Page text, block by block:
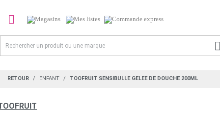

RETOUR ENFANT TOOFRUIT SENSIBULLE GELEE DE DOUCHE 200ML